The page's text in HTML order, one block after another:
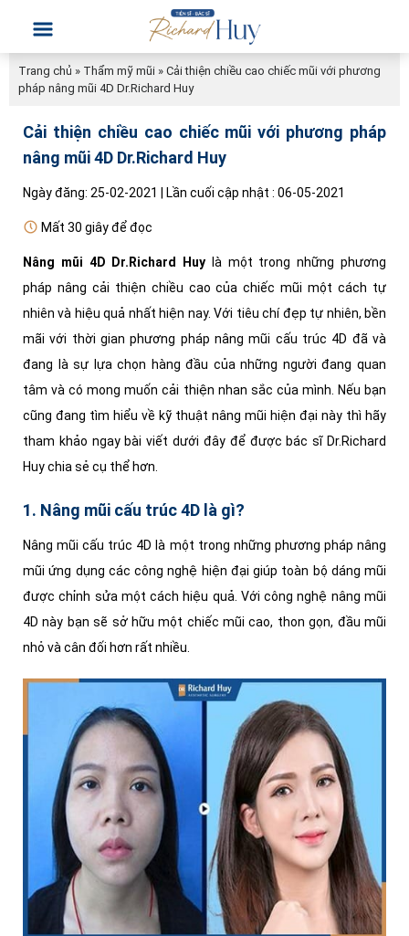
Trang chủ » Thẩm mỹ mũi » Cải thiện chiều cao chiếc mũi với phương
pháp nâng mũi 4D Dr.Richard Huy
Cải thiện chiều cao chiếc mũi với phương pháp
nâng mũi 4D Dr.Richard Huy
Ngày đăng: 25-02-2021 | Lần cuối cập nhật : 06-05-2021
Mất 30 giây để đọc
Nâng mũi 4D Dr.Richard Huy là một trong những phương
pháp nâng cải thiện chiều cao của chiếc mũi một cách tự
nhiên và hiệu quả nhất hiện nay. Với tiêu chí đẹp tự nhiên, bền
mãi với thời gian phương pháp nâng mũi cấu trúc 4D đã và
đang là sự lựa chọn hàng đầu của những người đang quan
tâm và có mong muốn cải thiện nhan sắc của mình. Nếu bạn
cũng đang tìm hiểu về kỹ thuật nâng mũi hiện đại này thì hãy
tham khảo ngay bài viết dưới đây để được bác sĩ Dr.Richard
Huy chia sẻ cụ thể hơn.
1. Nâng mũi cấu trúc 4D là gì?
Nâng mũi cấu trúc 4D là một trong những phương pháp nâng
mũi ứng dụng các công nghệ hiện đại giúp toàn bộ dáng mũi
được chỉnh sửa một cách hiệu quả. Với công nghệ nâng mũi
4D này bạn sẽ sở hữu một chiếc mũi cao, thon gọn, đầu mũi
nhỏ và cân đối hơn rất nhiều.